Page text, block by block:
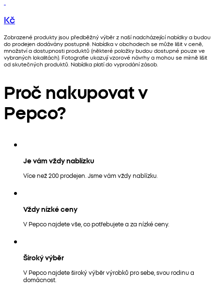
Kč
Zobrazené produkty jsou předběžný výběr z naší nadcházející nabídky a budou
do prodejen dodávány postupně. Nabídka v obchodech se může lišit v ceně,
množství a dostupnosti produktů (některé položky budou dostupné pouze ve
vybraných lokalitách). Fotografie ukazují vzorové návrhy a mohou se mírně lišit
od skutečných produktů. Nabídka platí do vyprodání zásob.
Proč nakupovat v
Pepco?
Je vám vždy nablízku
Více než 200 prodejen. Jsme vám vždy nablízku.
Vždy nízké ceny
V Pepco najdete vše, co potřebujete a za nízké ceny.
Široký výběr
V Pepco najdete široký výběr výrobků pro sebe, svou rodinu a
domácnost.